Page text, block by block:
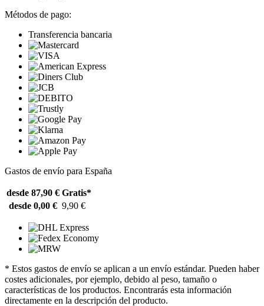
Métodos de pago:
Transferencia bancaria
Gastos de envío para España
desde 87,90 € Gratis*
desde 0,00 € 9,90 €
* Estos gastos de envío se aplican a un envío estándar. Pueden haber
costes adicionales, por ejemplo, debido al peso, tamaño o
características de los productos. Encontrarás esta información
directamente en la descripción del producto.